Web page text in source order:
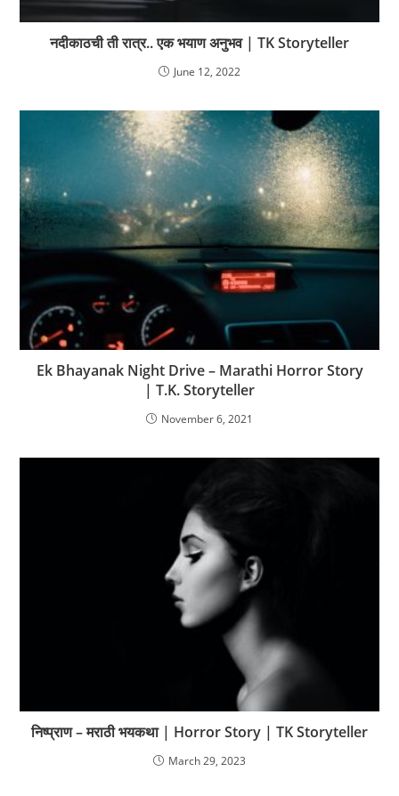
नदीकाठची ती रात्र.. एक भयाण अनुभव | TK Storyteller
June 12, 2022
Ek Bhayanak Night Drive – Marathi Horror Story
| T.K. Storyteller
November 6, 2021
निष्प्राण – मराठी भयकथा | Horror Story | TK Storyteller
March 29, 2023